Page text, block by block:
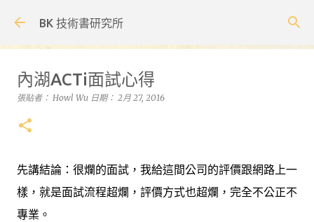
BK 技術書研究所
內湖ACTi面試心得
張貼者： Howl Wu 日期： 2月 27, 2016
先講結論：很爛的面試，我給這間公司的評價跟網路上一
樣，就是面試流程超爛，評價方式也超爛，完全不公正不
專業。